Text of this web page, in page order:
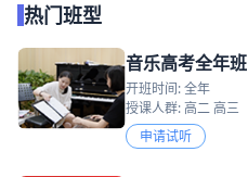
热门班型
音乐高考全年班
开班时间: 全年
授课人群: 高二 高三
申请试听